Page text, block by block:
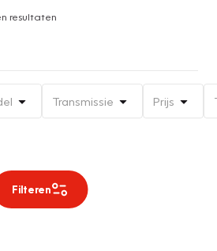
resultaten
Transmissie Prijs
Filteren